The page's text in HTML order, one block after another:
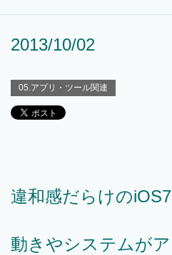
2013/10/02
05.アプリ・ツール関連
違和感だらけの
動きやシステムが